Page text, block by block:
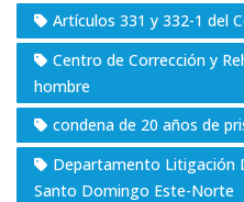
Artículos 331 y 332-1 del
Centro de Corrección y
hombre
condena de 20 años de
Departamento Litigación
Santo Domingo Este-Norte